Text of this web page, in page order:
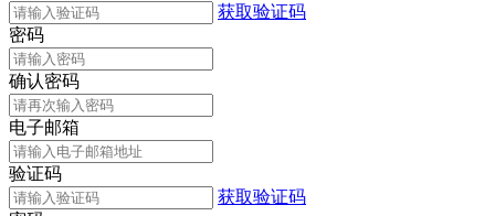
获取验证码
密码
确认密码
电子邮箱
验证码
获取验证码